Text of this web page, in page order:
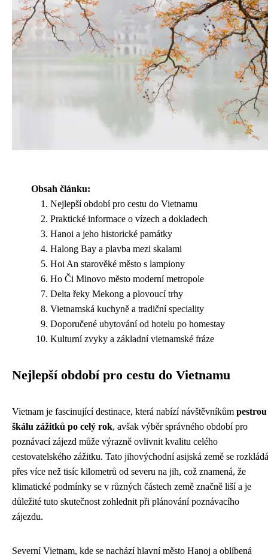
Obsah článku:
Nejlepší období pro cestu do Vietnamu
Praktické informace o vízech a dokladech
Hanoi a jeho historické památky
Halong Bay a plavba mezi skalami
Hoi An starověké město s lampiony
Ho Či Minovo město moderní metropole
Delta řeky Mekong a plovoucí trhy
Vietnamská kuchyně a tradiční speciality
Doporučené ubytování od hotelu po homestay
Kulturní zvyky a základní vietnamské fráze
Nejlepší období pro cestu do Vietnamu
Vietnam je fascinující destinace, která nabízí návštěvníkům pestrou
škálu zážitků po celý rok, avšak výběr správného období pro
poznávací zájezd může výrazně ovlivnit kvalitu celého
cestovatelského zážitku. Tato jihovýchodní asijská země se rozkládá
přes více než tisíc kilometrů od severu na jih, což znamená, že
klimatické podmínky se v různých částech země značně liší a je
důležité tuto skutečnost zohlednit při plánování poznávacího
zájezdu.
Severní Vietnam, kde se nachází hlavní město Hanoj a oblíbená